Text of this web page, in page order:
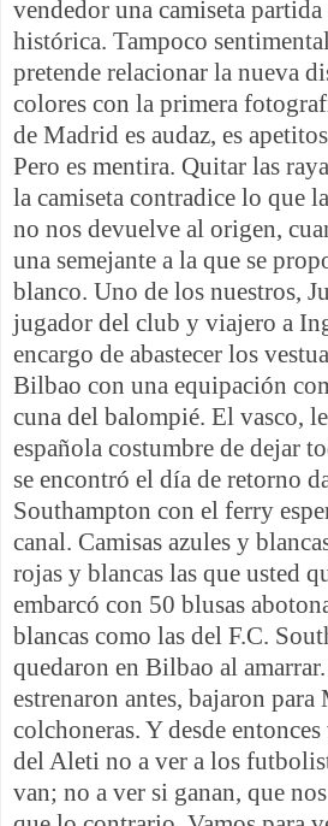
vendedor una camiseta
histórica. Tampoco
pretende relacionar la nueva
colores con la primera
de Madrid es audaz, es
Pero es mentira. Quitar las
la camiseta contradice lo que
no nos devuelve al origen,
una semejante a la que se
blanco. Uno de los nuestros,
jugador del club y viajero a
encargo de abastecer los
Bilbao con una equipación
cuna del balompié. El vasco,
española costumbre de dejar
se encontró el día de retorno
Southampton con el ferry
canal. Camisas azules y
rojas y blancas las que usted
embarcó con 50 blusas
blancas como las del F.C.
quedaron en Bilbao al
estrenaron antes, bajaron para
colchoneras. Y desde
del Aleti no a ver a los
van; no a ver si ganan, que